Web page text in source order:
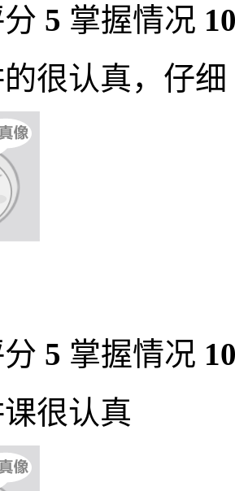
5 掌握情况
很认真，仔细
5 掌握情况
很认真